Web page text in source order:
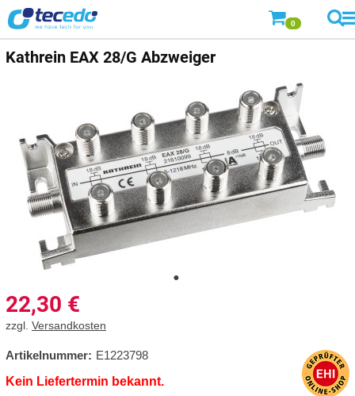
0
Kathrein EAX 28/G Abzweiger
22,30 €
zzgl. Versandkosten
Artikelnummer: E1223798
Kein Liefertermin bekannt.